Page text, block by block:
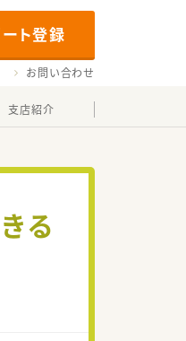
ート登録
お問い合わせ
支店紹介
る